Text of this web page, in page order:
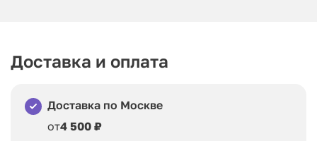
Доставка и оплата
Доставка по Москве
от4 500 ₽